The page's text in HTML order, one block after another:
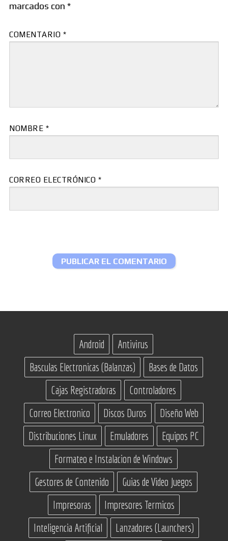
marcados con *
COMENTARIO *
NOMBRE *
CORREO ELECTRÓNICO *
Android
Antivirus
Basculas Electronicas (Balanzas)
Bases de Datos
Cajas Registradoras
Controladores
Correo Electronico
Discos Duros
Diseño Web
Distribuciones Linux
Emuladores
Equipos PC
Formateo e Instalacion de Windows
Gestores de Contenido
Guias de Video Juegos
Impresoras
Impresores Termicos
Inteligencia Artificial
Lanzadores (Launchers)